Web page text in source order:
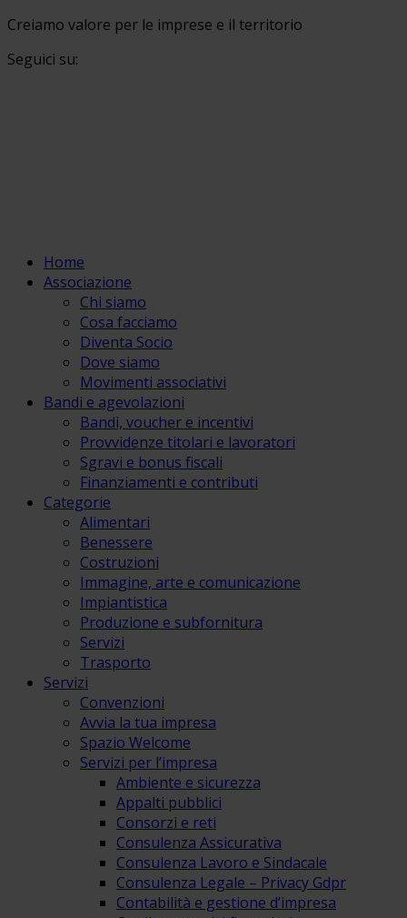
Creiamo valore per le imprese e il territorio
Seguici su:
Home
Associazione
Chi siamo
Cosa facciamo
Diventa Socio
Dove siamo
Movimenti associativi
Bandi e agevolazioni
Bandi, voucher e incentivi
Provvidenze titolari e lavoratori
Sgravi e bonus fiscali
Finanziamenti e contributi
Categorie
Alimentari
Benessere
Costruzioni
Immagine, arte e comunicazione
Impiantistica
Produzione e subfornitura
Servizi
Trasporto
Servizi
Convenzioni
Avvia la tua impresa
Spazio Welcome
Servizi per l’impresa
Ambiente e sicurezza
Appalti pubblici
Consorzi e reti
Consulenza Assicurativa
Consulenza Lavoro e Sindacale
Consulenza Legale – Privacy Gdpr
Contabilità e gestione d’impresa